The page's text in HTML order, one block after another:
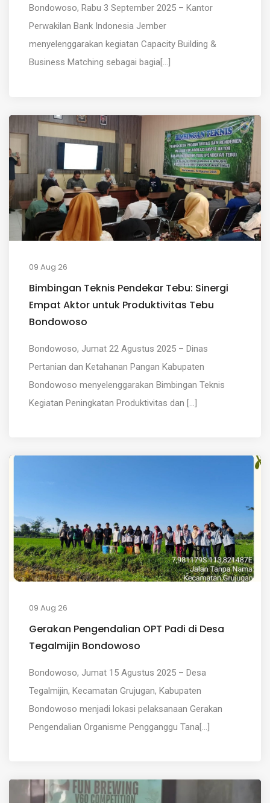
Bondowoso, Rabu 3 September 2025 – Kantor
Perwakilan Bank Indonesia Jember
menyelenggarakan kegiatan Capacity Building &
Business Matching sebagai bagia[...]
09 Aug 26
Bimbingan Teknis Pendekar Tebu: Sinergi
Empat Aktor untuk Produktivitas Tebu
Bondowoso
Bondowoso, Jumat 22 Agustus 2025 – Dinas
Pertanian dan Ketahanan Pangan Kabupaten
Bondowoso menyelenggarakan Bimbingan Teknis
Kegiatan Peningkatan Produktivitas dan [...]
09 Aug 26
Gerakan Pengendalian OPT Padi di Desa
Tegalmijin Bondowoso
Bondowoso, Jumat 15 Agustus 2025 – Desa
Tegalmijin, Kecamatan Grujugan, Kabupaten
Bondowoso menjadi lokasi pelaksanaan Gerakan
Pengendalian Organisme Pengganggu Tana[...]